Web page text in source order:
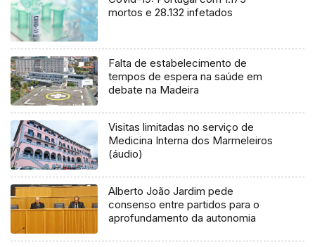
mortos e 28.132 infetados
Falta de estabelecimento de
tempos de espera na saúde em
debate na Madeira
Visitas limitadas no serviço de
Medicina Interna dos Marmeleiros
(áudio)
Alberto João Jardim pede
consenso entre partidos para o
aprofundamento da autonomia